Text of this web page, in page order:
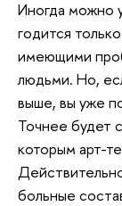
Иногда можно
годится
имеющими
людьми. Но,
выше, вы уже
Точнее будет
которым арт-
больные